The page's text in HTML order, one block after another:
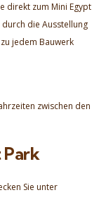
direkt zum Mini Egypt
die Ausstellung
jedem Bauwerk
zwischen den
Sie unter